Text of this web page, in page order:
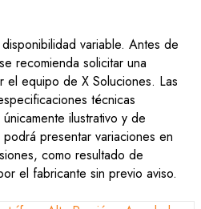
variable. Antes de
recomienda solicitar una
el equipo de X Soluciones. Las
técnicas
ilustrativo y de
presentar variaciones en
como resultado de
el fabricante sin previo aviso.